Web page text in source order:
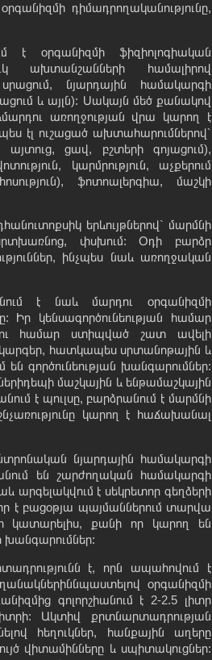
դիմադրողականությունը,
է օրգանիզմի ֆիզիոլոգիական
ախտանշանների համալիրով
նյարդային համակարգի
և այլն): Սակայն մեծ քանակով
առողջության վրա կարող է
էլ ուշացած ախտահարումներով՝
այտուց, ցավ, բշտերի գոյացում),
կարմրություն, աչքերում
ֆոտոալերգիա, մաշկի
երևույթներով` մարմնի
փսխում: Օդի բարձր
ինչպես նաև առողջական
է նաև մարդու օրգանիզմի
Իր կենսագործունեության համար
համար ստիպված շատ ավելի
հատկապես սրտանոթային և
գործունեության խանգարումներ:
մաշկային և ենթամաշկային
է պուլսը, բարձրանում է մարմնի
կարող է հաճախանալ
նյարդային համակարգի
են շարժողական համակարգի
արգելակվում է սեկրետոր գեղձերի
է բացօթյա պայմաններում տարվա
կատարելիս, քանի որ կարող են
է, որն ապահովում է
օրգանիզմի
գոլորշիանում է 2-2.5 լիտր
Ակտիվ քրտնարտադրության
հեղուկներ, հանքային աղերը
վիտամինները և սպիտակուցներ: